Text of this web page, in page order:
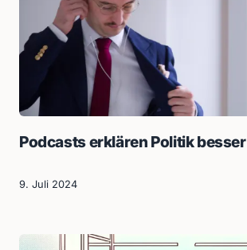
Podcasts erklären Politik besser
9. Juli 2024